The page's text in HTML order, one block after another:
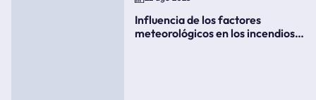
Influencia de los factores
meteorológicos en los incendios